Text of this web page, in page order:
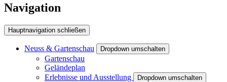
Navigation
Hauptnavigation schließen
Neuss & Gartenschau Dropdown umschalten
Gartenschau
Geländeplan
Erlebnisse und Ausstellung
Dropdown umschalten